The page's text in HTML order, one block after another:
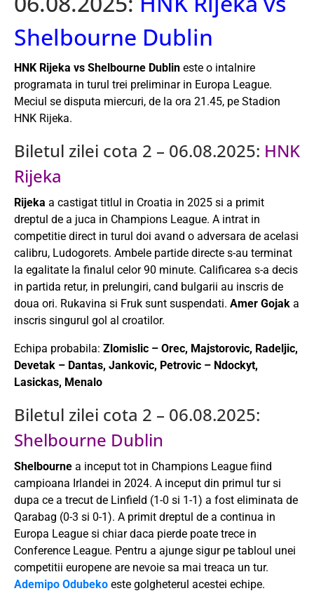
Shelbourne Dublin
HNK Rijeka vs Shelbourne Dublin este o intalnire
programata in turul trei preliminar in Europa League.
Meciul se disputa miercuri, de la ora 21.45, pe Stadion
HNK Rijeka.
Biletul zilei cota 2 – 06.08.2025: HNK
Rijeka
Rijeka a castigat titlul in Croatia in 2025 si a primit
dreptul de a juca in Champions League. A intrat in
competitie direct in turul doi avand o adversara de acelasi
calibru, Ludogorets. Ambele partide directe s-au terminat
la egalitate la finalul celor 90 minute. Calificarea s-a decis
in partida retur, in prelungiri, cand bulgarii au inscris de
doua ori. Rukavina si Fruk sunt suspendati. Amer Gojak a
inscris singurul gol al croatilor.
Echipa probabila: Zlomislic – Orec, Majstorovic, Radeljic,
Devetak – Dantas, Jankovic, Petrovic – Ndockyt,
Lasickas, Menalo
Biletul zilei cota 2 – 06.08.2025:
Shelbourne Dublin
Shelbourne a inceput tot in Champions League fiind
campioana Irlandei in 2024. A inceput din primul tur si
dupa ce a trecut de Linfield (1-0 si 1-1) a fost eliminata de
Qarabag (0-3 si 0-1). A primit dreptul de a continua in
Europa League si chiar daca pierde poate trece in
Conference League. Pentru a ajunge sigur pe tabloul unei
competitii europene are nevoie sa mai treaca un tur.
Ademipo Odubeko este golgheterul acestei echipe.